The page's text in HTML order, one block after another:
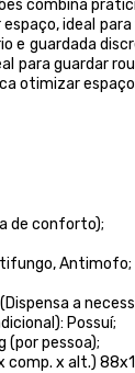
combina
ideal
e guardada
para guardar
otimizar
de conforto);
Antimofo;
a
Possuí;
(por pessoa);
comp. x alt.)